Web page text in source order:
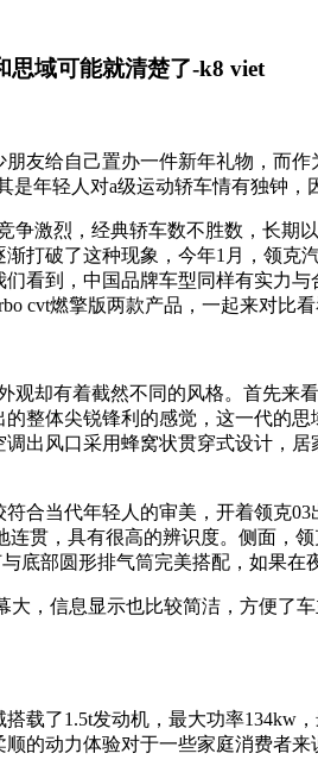
思域可能就清楚了-k8 viet
友给自己置办一件新年礼物，而
年轻人对a级运动轿车情有独钟，
争激烈，经典轿车数不胜数，长期
打破了这种现象，今年1月，领
看到，中国品牌车型同样有实力
cvt燃擎版两款产品，一起来对比看
观却有着截然不同的风格。首先来
整体尖锐锋利的感觉，这一代的
出风口采用蜂窝状贯穿式设计，
合当代年轻人的审美，开着领克
贯，具有很高的辨识度。侧面，
底部圆形排气筒完美搭配，如果在
大，信息显示也比较简洁，方便
载了1.5t发动机，最大功率134kw
的动力体验对于一些家庭消费者来